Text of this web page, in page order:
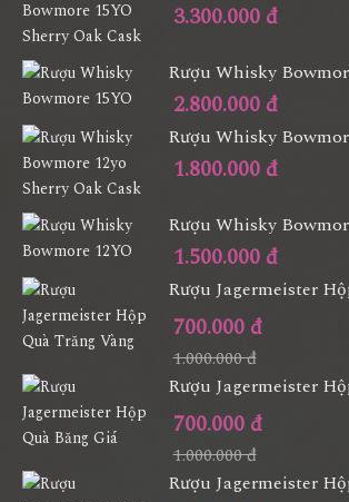
3.300.000 đ
Rượu Whisky
2.800.000 đ
Rượu Whisky
1.800.000 đ
Rượu Whisky
1.500.000 đ
Rượu Jagermeister
700.000 đ
1.000.000 đ
Rượu Jagermeister
700.000 đ
1.000.000 đ
Rượu Jagermeister